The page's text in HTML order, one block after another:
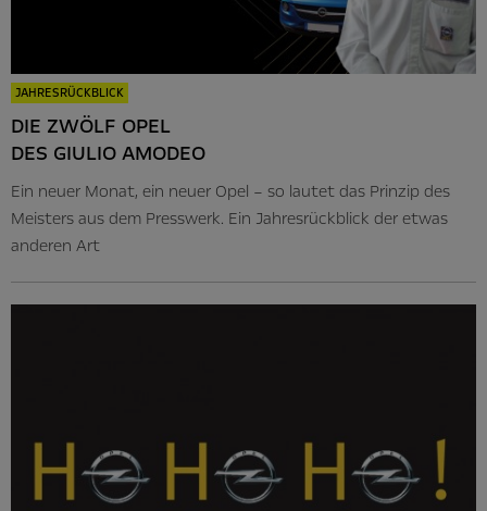
JAHRESRÜCKBLICK
DIE ZWÖLF OPEL
DES GIULIO AMODEO
Ein neuer Monat, ein neuer Opel – so lautet das Prinzip des
Meisters aus dem Presswerk. Ein Jahresrückblick der etwas
anderen Art